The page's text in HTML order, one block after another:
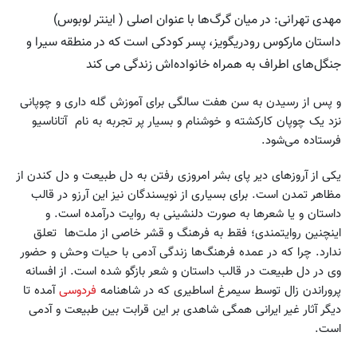
مهدی تهرانی: در میان گرگ‌ها با عنوان اصلی ( اینتر لوبوس)
داستان مارکوس رودریگویز، پسر کودکی است که در منطقه سیرا و
جنگل‌های اطراف به همراه خانواده‌اش زندگی می کند
و پس از رسیدن به سن هفت سالگی برای آموزش گله داری و چوپانی
نزد یک چوپان کارکشته و خوشنام و بسیار پر تجربه به نام آتاناسیو
فرستاده می‌شود.
یکی از آروزهای دیر پای بشر امروزی رفتن به دل طبیعت و دل کندن از
مظاهر تمدن است. برای بسیاری از نویسندگان نیز این آرزو در قالب
داستان و یا شعرها به صورت دلنشینی به روایت درآمده است. و
اینچنین روایتمندی؛ فقط به فرهنگ و قشر خاصی از ملت‌ها تعلق
ندارد. چرا که در عمده فرهنگ‌ها زندگی آدمی با حیات وحش و حضور
وی در دل طبیعت در قالب داستان و شعر بازگو شده است. از افسانه
پروراندن زال توسط سیمرغ اساطیری که در شاهنامه فردوسیآمده تا
دیگر آثار غیر ایرانی همگی شاهدی بر این قرابت بین طبیعت و آدمی
است.